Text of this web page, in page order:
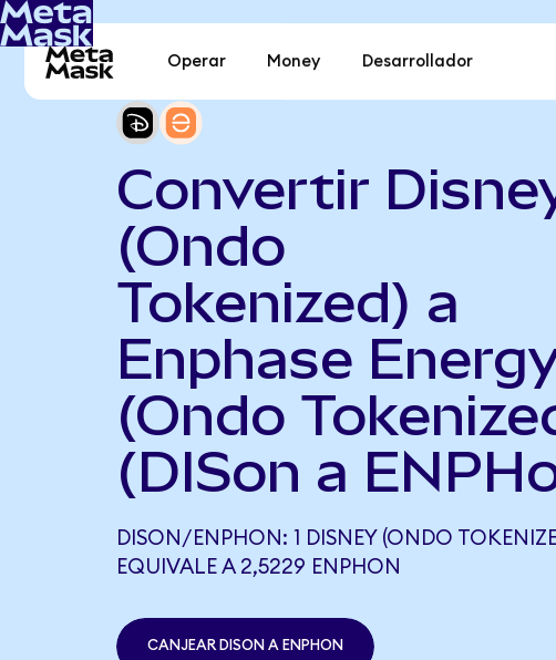
Operar Money Desarrollador
Convertir
(Ondo
Tokenized) a
Enphase
(Ondo
(DISon a
DISON/ENPHON: 1 DISNEY (ONDO
EQUIVALE A 2,5229 ENPHON
CANJEAR DISON A ENPHON